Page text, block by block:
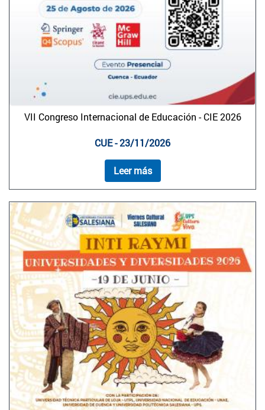
VII Congreso Internacional de Educación - CIE 2026
CUE - 23/11/2026
Leer más